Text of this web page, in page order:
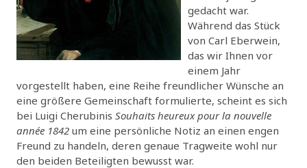
gedacht war.
Während das Stück
von Carl Eberwein,
das wir Ihnen vor
einem Jahr
vorgestellt haben, eine Reihe freundlicher Wünsche an
eine größere Gemeinschaft formulierte, scheint es sich
bei Luigi Cherubinis Souhaits heureux pour la nouvelle
année 1842 um eine persönliche Notiz an einen engen
Freund zu handeln, deren genaue Tragweite wohl nur
den beiden Beteiligten bewusst war.